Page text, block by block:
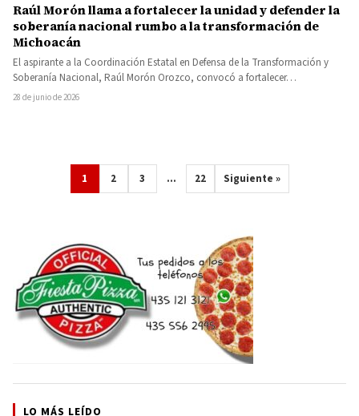
Raúl Morón llama a fortalecer la unidad y defender la
soberanía nacional rumbo a la transformación de
Michoacán
El aspirante a la Coordinación Estatal en Defensa de la Transformación y
Soberanía Nacional, Raúl Morón Orozco, convocó a fortalecer…
28 de junio de 2026
1 2 3 … 22 Siguiente »
LO MÁS LEÍDO